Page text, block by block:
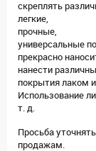
скреплять
легкие,
прочные,
универсальные
прекрасно
нанести
покрытия лаком
Использование
т. д.
Просьба
продажам.